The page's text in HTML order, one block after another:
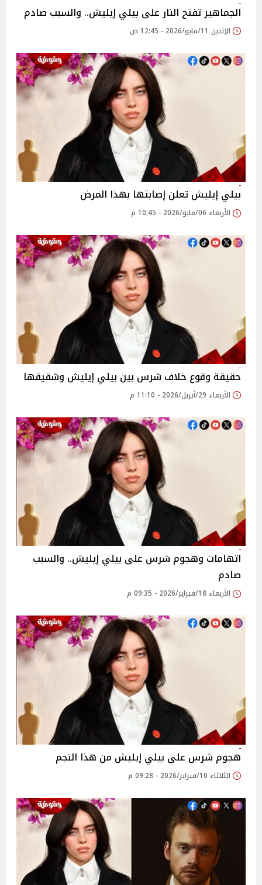
الجماهير تفتح النار على بيلي إيليش.. والسبب صادم
الإثنين 11/مايو/2026 - 12:45 ص
بيلي إيليش تعلن إصابتها بهذا المرض
الأربعاء 06/مايو/2026 - 10:45 م
حقيقة وقوع خلاف شرس بين بيلي إيليش وشقيقها
الأربعاء 29/أبريل/2026 - 11:10 م
اتهامات وهجوم شرس على بيلي إيليش.. والسبب
صادم
الأربعاء 18/فبراير/2026 - 09:35 م
هجوم شرس على بيلي إيليش من هذا النجم
الثلاثاء 10/فبراير/2026 - 09:28 م